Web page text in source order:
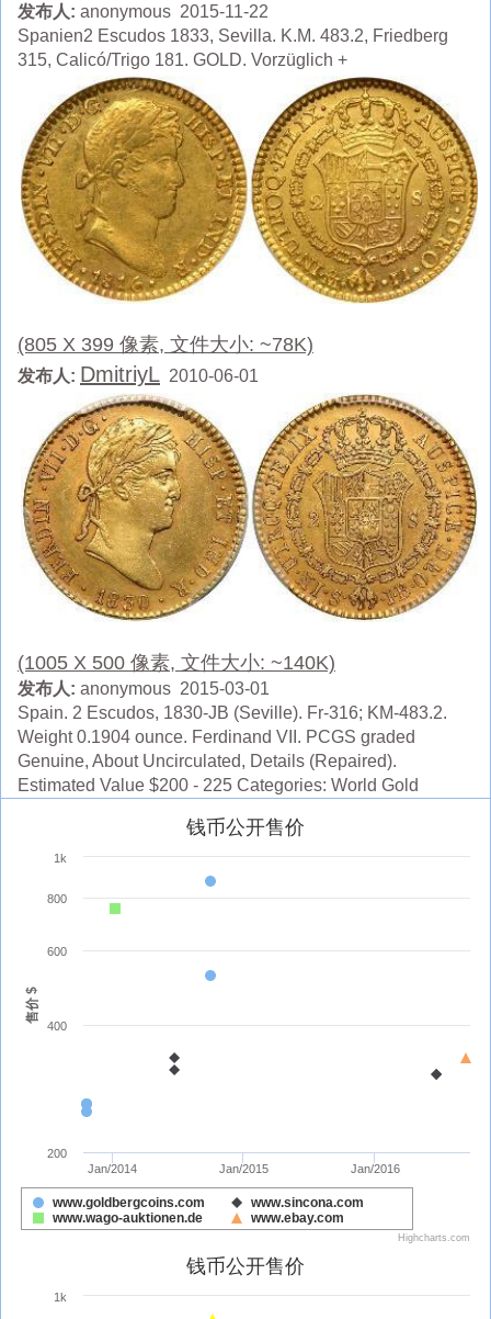
发布人: anonymous 2015-11-22
Spanien2 Escudos 1833, Sevilla. K.M. 483.2, Friedberg
315, Calicó/Trigo 181. GOLD. Vorzüglich +
(805 X 399 像素, 文件大小: ~78K)
发布人: DmitriyL 2010-06-01
(1005 X 500 像素, 文件大小: ~140K)
发布人: anonymous 2015-03-01
Spain. 2 Escudos, 1830-JB (Seville). Fr-316; KM-483.2.
Weight 0.1904 ounce. Ferdinand VII. PCGS graded
Genuine, About Uncirculated, Details (Repaired).
Estimated Value $200 - 225 Categories: World Gold